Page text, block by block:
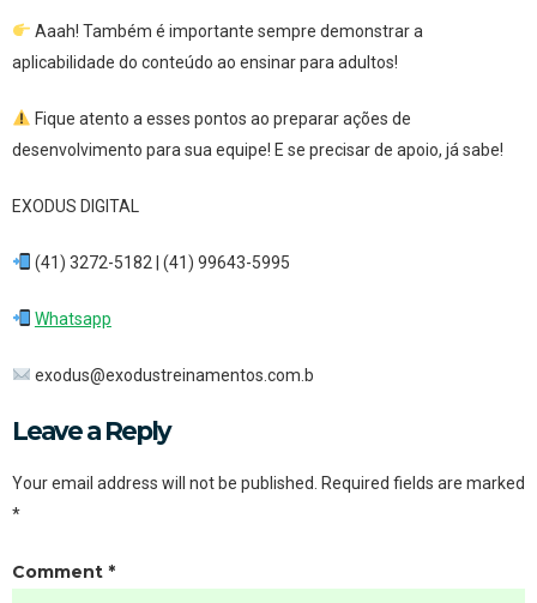
Aaah! Também é importante sempre demonstrar a
aplicabilidade do conteúdo ao ensinar para adultos!
Fique atento a esses pontos ao preparar ações de
desenvolvimento para sua equipe! E se precisar de apoio, já sabe!
EXODUS DIGITAL
(41) 3272-5182 | (41) 99643-5995
Whatsapp
exodus@exodustreinamentos.com.b
Leave a Reply
Your email address will not be published.
Required fields are marked
*
Comment *